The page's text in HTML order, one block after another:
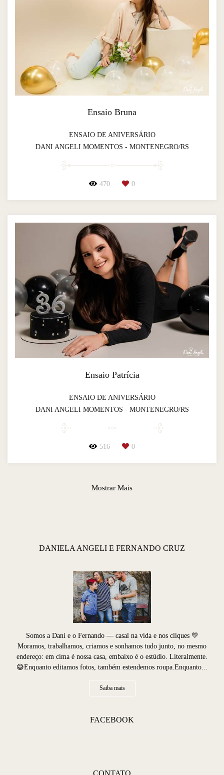
Ensaio Bruna
ENSAIO DE ANIVERSÁRIO
DANI ANGELI MOMENTOS - MONTENEGRO/RS
470 0
Ensaio Patrícia
ENSAIO DE ANIVERSÁRIO
DANI ANGELI MOMENTOS - MONTENEGRO/RS
516 0
Mostrar Mais
DANIELA ANGELI E FERNANDO CRUZ
Somos a Dani e o Fernando — casal na vida e nos cliques 💛
Moramos, trabalhamos, criamos e sonhamos tudo junto, no mesmo
endereço: em cima é nossa casa, embaixo é o estúdio. Literalmente.
😅Enquanto editamos fotos, também estendemos roupa.Enquanto...
Saiba mais
FACEBOOK